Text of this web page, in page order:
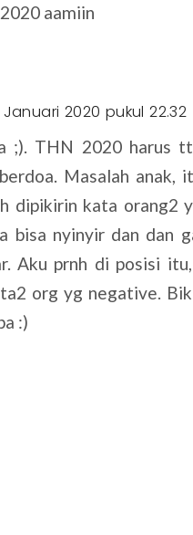
aamiin
2020 pukul 22.32
;). THN 2020 harus
Masalah anak,
dipikirin kata orang2
bisa nyinyir dan dan
Aku prnh di posisi
org yg negative.
:)